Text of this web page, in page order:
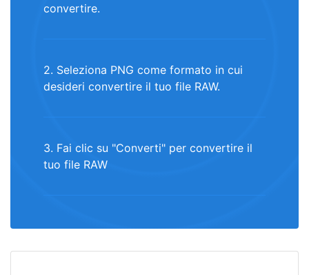
convertire.
2. Seleziona PNG come formato in cui
desideri convertire il tuo file RAW.
3. Fai clic su "Converti" per convertire il
tuo file RAW